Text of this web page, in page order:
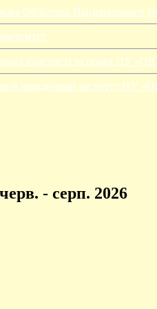
бібліотека Національного
власності та права НУ
юридичний інститут НУ
- серп. 2026